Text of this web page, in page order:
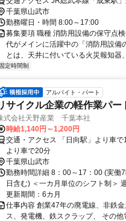
千葉県山武市
勤務曜日・時間 8:00～17:00
募集要項 職種 消防用設備の保守点
代がメインに活躍中の「消防用設備
とは、天井に付いている火災報知器
固定時間制
アルバイト・パート
サイクル企業の軽作業パー
式会社天野産業 千葉本社
時給1,140円～1,200円
交通・アクセス 「日向駅」より車
より車で20分
千葉県山武市
勤務時間詳細 8：00～17：00 (実
日含む) ＜一カ月単位のシフト制＞
更新期間：6カ月
仕事内容 創業47年の廃電線、非鉄
ス、発電機、鉄スクラップ、 その